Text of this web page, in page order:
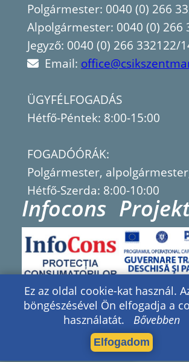
Polgármester: 0040 (0) 266
Alpolgármester: 0040 (0) 266
Jegyző: 0040 (0) 266 332122/
Email:
ÜGYFÉLFOGADÁS
Hétfő-Péntek: 8:00-15:00
FOGADÓÓRÁK:
Polgármester,
Hétfő-Szerda: 8:00-10:00
Infocons
2026 © RIA - repyx interactive
jog fenntartva.
Készítette: repyx.com
Ez az oldal cookie-kat használ.
böngészésével Ön elfogadja a
használatát.
Bővebben
Elfogadom